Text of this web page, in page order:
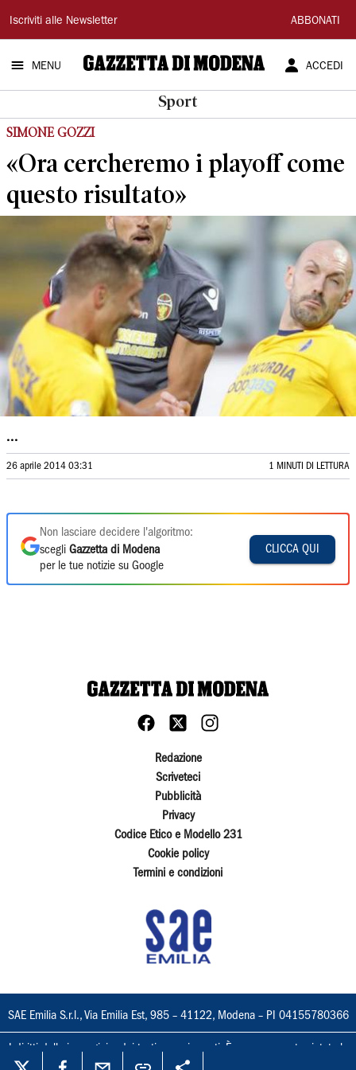
Gazzetta
di
Modena
Iscriviti alle Newsletter ABBONATI
MENU ACCEDI
Sport
SIMONE GOZZI
«Ora cercheremo i playoff come
questo risultato»
...
26 aprile 2014 03:31 1 MINUTI DI LETTURA
Non lasciare decidere l'algoritmo:
scegli Gazzetta di Modena
per le tue notizie su Google
CLICCA QUI
Redazione
Scriveteci
Pubblicità
Privacy
Codice Etico e Modello 231
Cookie policy
Termini e condizioni
SAE Emilia S.r.l., Via Emilia Est, 985 – 41122, Modena – PI 04155780366
I diritti delle immagini e dei testi sono riservati. È espressamente vietata la
loro riproduzione con qualsiasi mezzo e l'adattamento totale o parziale.